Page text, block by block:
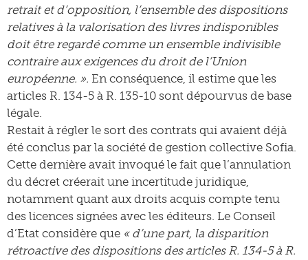
retrait et d’opposition, l’ensemble des dispositions
relatives à la valorisation des livres indisponibles
doit être regardé comme un ensemble indivisible
contraire aux exigences du droit de l’Union
européenne. ». En conséquence, il estime que les
articles R. 134-5 à R. 135-10 sont dépourvus de base
légale.
Restait à régler le sort des contrats qui avaient déjà
été conclus par la société de gestion collective Sofia.
Cette dernière avait invoqué le fait que l’annulation
du décret créerait une incertitude juridique,
notamment quant aux droits acquis compte tenu
des licences signées avec les éditeurs. Le Conseil
d’Etat considère que « d’une part, la disparition
rétroactive des dispositions des articles R. 134-5 à R.